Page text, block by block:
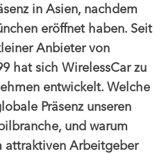
in Asien, nachdem
eröffnet haben. Seit
Anbieter von
hat sich WirelessCar zu
entwickelt. Welche
Präsenz unseren
und warum
attraktiven Arbeitgeber